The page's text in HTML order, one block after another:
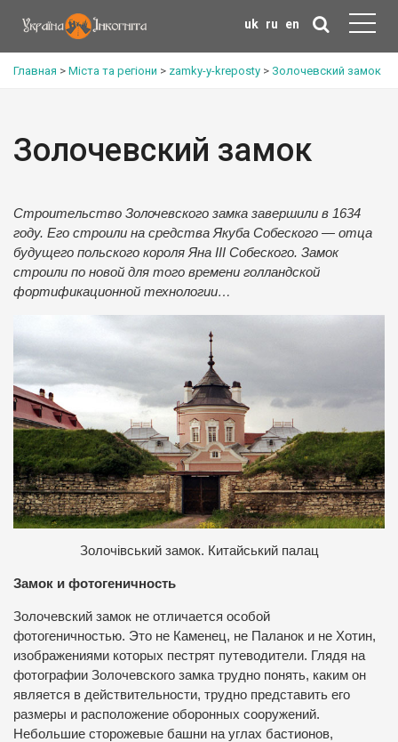
uk ru en
Главная > Міста та регіони > zamky-y-kreposty > Золочевский замок
Золочевский замок
Строительство Золочевского замка завершили в 1634
году. Его строили на средства Якуба Собеского — отца
будущего польского короля Яна ІІІ Собеского. Замок
строили по новой для того времени голландской
фортификационной технологии…
Золочівський замок. Китайський палац
Замок и фотогеничность
Золочевский замок не отличается особой
фотогеничностью. Это не Каменец, не Паланок и не Хотин,
изображениями которых пестрят путеводители. Глядя на
фотографии Золочевского замка трудно понять, каким он
является в действительности, трудно представить его
размеры и расположение оборонных сооружений.
Небольшие сторожевые башни на углах бастионов,